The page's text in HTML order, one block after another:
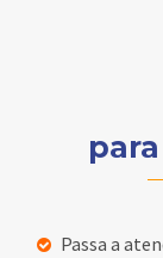
Passa a